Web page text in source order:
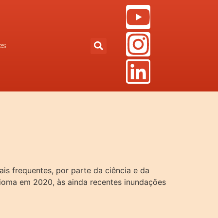
frequentes, por parte da ciência e da
em 2020, às ainda recentes inundações